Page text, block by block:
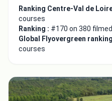
Ranking Centre-Val de
courses
Ranking : #170 on 380
Global Flyovergreen
courses